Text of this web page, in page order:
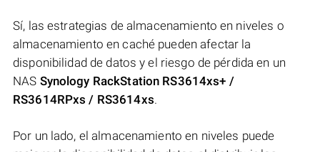
Sí, las estrategias de almacenamiento en niveles o
almacenamiento en caché pueden afectar la
disponibilidad de datos y el riesgo de pérdida en un
NAS Synology RackStation RS3614xs+ /
RS3614RPxs / RS3614xs.
Por un lado, el almacenamiento en niveles puede